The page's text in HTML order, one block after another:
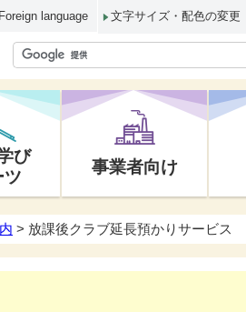
Foreign language 文字サイズ・配色の変更
び
ツ
事業者向け
> 放課後クラブ延長預かりサービス